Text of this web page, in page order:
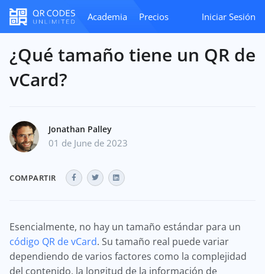
Academia Precios Iniciar Sesión
¿Qué tamaño tiene un QR de
vCard?
Jonathan Palley
01 de June de 2023
COMPARTIR
Esencialmente, no hay un tamaño estándar para un
código QR de vCard. Su tamaño real puede variar
dependiendo de varios factores como la complejidad
del contenido, la longitud de la información de